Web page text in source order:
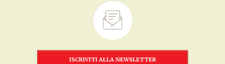
ISCRIVITI ALLA NEWSLETTER